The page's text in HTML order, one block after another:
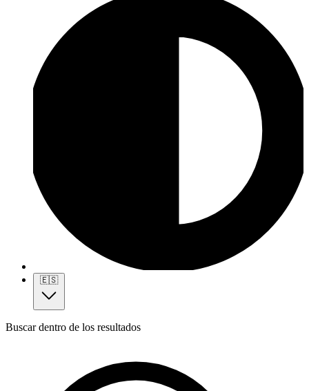
🇪🇸
Buscar dentro de los resultados